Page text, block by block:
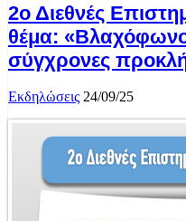
2ο Διεθνές
θέμα:
σύγχρονες
Εκδηλώσεις 24/09/25